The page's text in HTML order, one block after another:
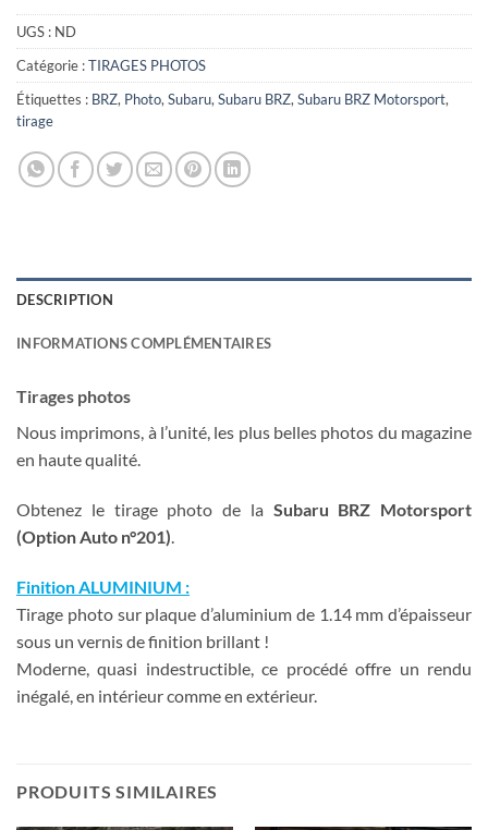
UGS : ND
Catégorie :TIRAGES PHOTOS
Étiquettes : BRZ, Photo, Subaru, Subaru BRZ, Subaru BRZ Motorsport,
tirage
DESCRIPTION
INFORMATIONS COMPLÉMENTAIRES
Tirages photos
Nous imprimons, à l’unité, les plus belles photos du magazine
en haute qualité.
Obtenez le tirage photo de la Subaru BRZ Motorsport
(Option Auto n°201)
Finition ALUMINIUM :
Tirage photo sur plaque d’aluminium de 1.14 mm d’épaisseur
sous un vernis de finition brillant !
Moderne, quasi indestructible, ce procédé offre un rendu
inégalé, en intérieur comme en extérieur.
PRODUITS SIMILAIRES